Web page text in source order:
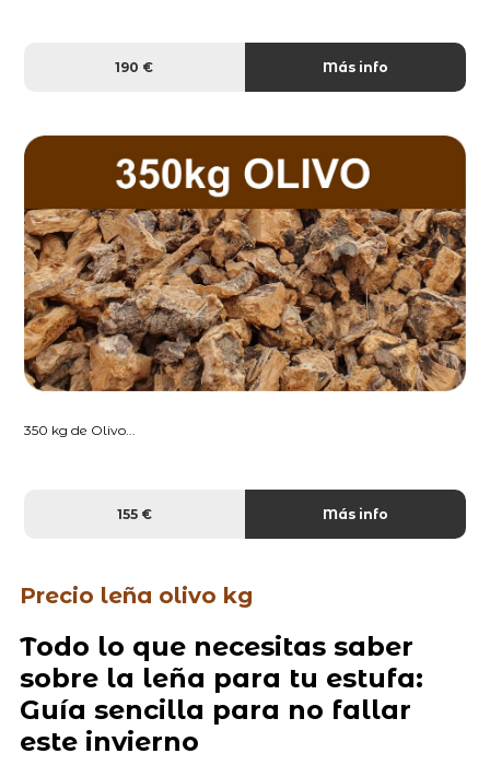
190 € Más info
350 kg de Olivo...
155 € Más info
Precio leña olivo kg
Todo lo que necesitas saber
sobre la leña para tu estufa:
Guía sencilla para no fallar
este invierno